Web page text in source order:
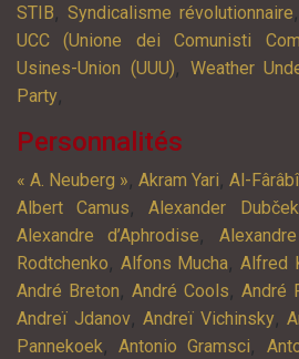
STIB, Syndicalisme révolutionnaire,
UCC (Unione dei Comunisti
Usines-Union (UUU), Weather
Party,
Personnalités
« A. Neuberg », Akram Yari, Al-Fârâbî
Albert Camus,Alexander Dubček
Alexandre d’Aphrodise,
Rodtchenko, Alfons Mucha,Alfred
André Breton, André Cools, André
Andreï Jdanov, Andreï Vichinsky,
Pannekoek,Antonio Gramsci,